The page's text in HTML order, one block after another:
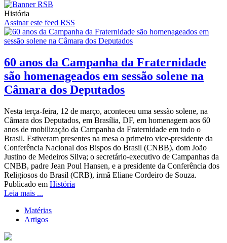
História
Assinar este feed RSS
60 anos da Campanha da Fraternidade
são homenageados em sessão solene na
Câmara dos Deputados
Nesta terça-feira, 12 de março, aconteceu uma sessão solene, na
Câmara dos Deputados, em Brasília, DF, em homenagem aos 60
anos de mobilização da Campanha da Fraternidade em todo o
Brasil. Estiveram presentes na mesa o primeiro vice-presidente da
Conferência Nacional dos Bispos do Brasil (CNBB), dom João
Justino de Medeiros Silva; o secretário-executivo de Campanhas da
CNBB, padre Jean Poul Hansen, e a presidente da Conferência dos
Religiosos do Brasil (CRB), irmã Eliane Cordeiro de Souza.
Publicado em História
Leia mais ...
Matérias
Artigos